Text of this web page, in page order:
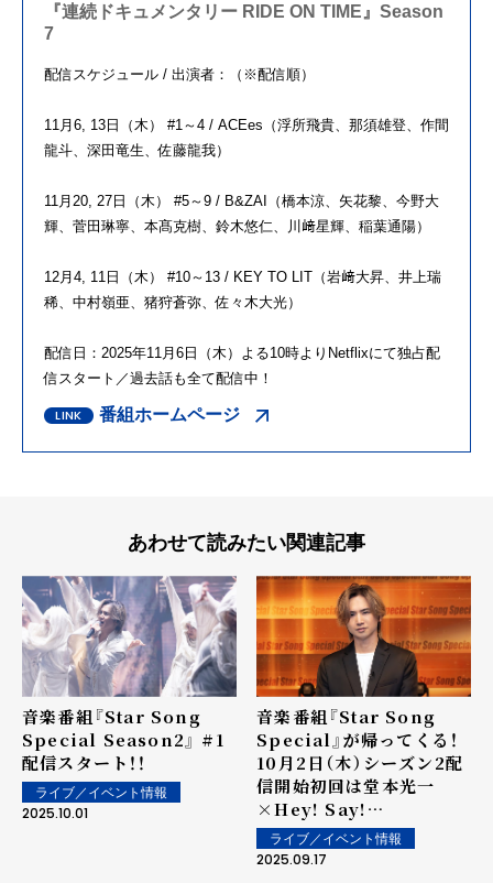
『連続ドキュメンタリー RIDE ON TIME』Season
7
配信スケジュール / 出演者：（※配信順）
11月6, 13日（木） #1～4 / ACEes（浮所飛貴、那須雄登、作間
龍斗、深田竜生、佐藤龍我）
11月20, 27日（木） #5～9 / B&ZAI（橋本涼、矢花黎、今野大
輝、菅田琳寧、本髙克樹、鈴木悠仁、川﨑星輝、稲葉通陽）
12月4, 11日（木） #10～13 / KEY TO LIT（岩﨑大昇、井上瑞
稀、中村嶺亜、猪狩蒼弥、佐々木大光）
配信日：2025年11月6日（木）よる10時よりNetflixにて独占配
信スタート／過去話も全て配信中！
番組ホームページ
あわせて読みたい関連記事
⾳楽番組『Star Song
Special Season2』 #1
配信スタート！！
ライブ／イベント情報
2025.10.01
音楽番組『Star Song
Special』が帰ってくる！
10月2日（木）シーズン2配
信開始初回は堂本光一
×Hey! Say!
JUMP×KEY TO LITが
スペシャルトーク！
ライブ／イベント情報
2025.09.17